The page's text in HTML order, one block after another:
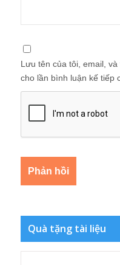
Lưu tên của tôi, email,
cho lần bình luận kế tiếp
Quà tặng tài liệu